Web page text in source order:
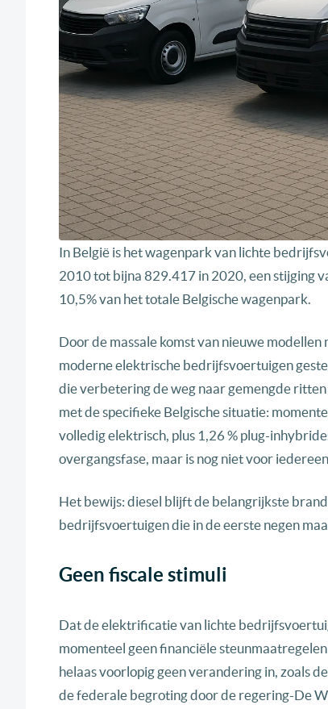
In België is het wagenpark van lichte
2010 tot bijna 829.417 in 2020, een stijging
10,5% van het totale Belgische wagenpark.
Door de massale komst van nieuwe
moderne elektrische bedrijfsvoertuigen
die verbetering de weg naar gemengde
met de specifieke Belgische situatie:
volledig elektrisch, plus 1,26 % plug-
overgangsfase, maar is nog niet voor
Het bewijs: diesel blijft de belangrijkste
bedrijfsvoertuigen die in de eerste negen
Geen fiscale stimuli
Dat de elektrificatie van lichte
momenteel geen financiële
helaas voorlopig geen verandering in, zoals
de federale begroting door de regering-De